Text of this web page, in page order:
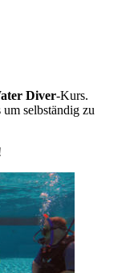
Diver-Kurs.
selbständig zu